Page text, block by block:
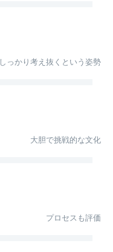
しっかり考え抜くという姿勢
大胆で挑戦的な文化
プロセスも評価